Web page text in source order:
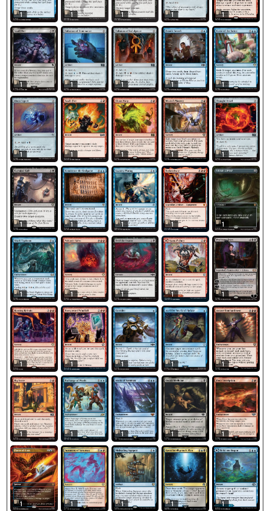
1 1 1 1 1
1 1 1 1 1
1 1 1 1 1
1 1 1 1 1
1 1 1 1 1
1 1 1 1 1
1 1 1 1 1
1 1 1 1 1